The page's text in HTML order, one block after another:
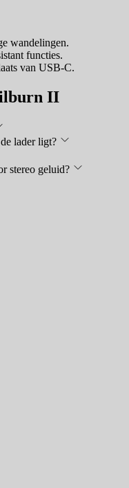
wandelingen.
functies.
van USB-C.
II
lader ligt?
stereo geluid?